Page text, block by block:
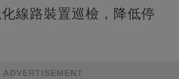
線路裝置巡檢，降低停
ADVERTISEMENT